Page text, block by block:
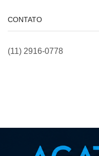
CONTATO
(11) 2916-0778